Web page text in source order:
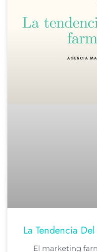
La Tendencia
El marketing